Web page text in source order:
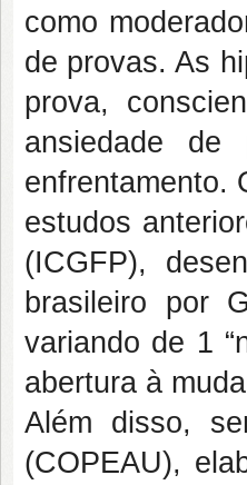
como
de provas. As
prova,
ansiedade de
enfrentamento.
estudos
(ICGFP),
brasileiro por
variando de 1
abertura à
Além disso,
(COPEAU),